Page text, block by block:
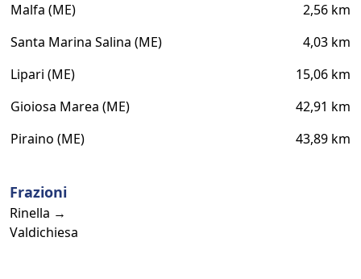
Malfa (ME)
2,56 km
Santa Marina Salina (ME)
4,03 km
Lipari (ME)
15,06 km
Gioiosa Marea (ME)
42,91 km
Piraino (ME)
43,89 km
Frazioni
Rinella →
Valdichiesa